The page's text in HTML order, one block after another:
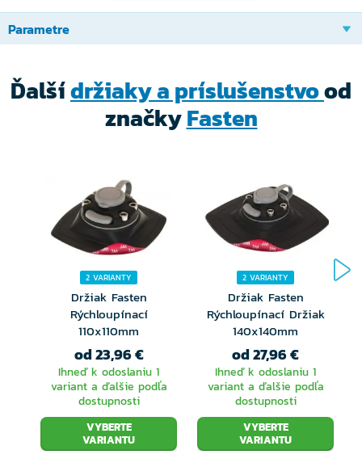
je skľučovadlo na upevnenie Go Pre kamery alebo
iného podobného zariadenia. Na oboch stranách
ľubovoľného uhla.
Parametre
Ďalšídržiaky a príslušenstvood
značkyFasten
2 VARIANTY
Držiak Fasten
Rýchloupínací
110x110mm
od 23,96 €
Ihneď k odoslaniu 1
variant a ďalšie podľa
dostupnosti
VYBERTE
VARIANTU
2 VARIANTY
Držiak Fasten
Rýchloupínací Držiak
140x140mm
od 27,96 €
Ihneď k odoslaniu 1
variant a ďalšie podľa
dostupnosti
VYBERTE
VARIANTU